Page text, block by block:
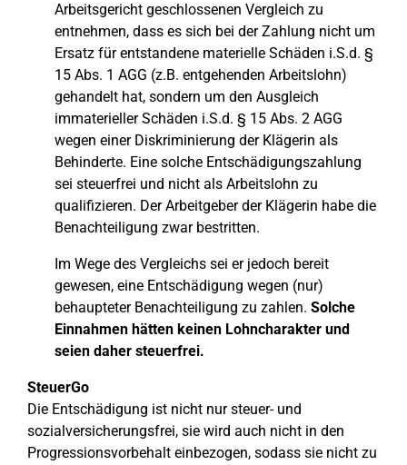
Arbeitsgericht geschlossenen Vergleich zu
entnehmen, dass es sich bei der Zahlung nicht um
Ersatz für entstandene materielle Schäden i.S.d. §
15 Abs. 1 AGG (z.B. entgehenden Arbeitslohn)
gehandelt hat, sondern um den Ausgleich
immaterieller Schäden i.S.d. § 15 Abs. 2 AGG
wegen einer Diskriminierung der Klägerin als
Behinderte. Eine solche Entschädigungszahlung
sei steuerfrei und nicht als Arbeitslohn zu
qualifizieren. Der Arbeitgeber der Klägerin habe die
Benachteiligung zwar bestritten.
Im Wege des Vergleichs sei er jedoch bereit
gewesen, eine Entschädigung wegen (nur)
behaupteter Benachteiligung zu zahlen. Solche
Einnahmen hätten keinen Lohncharakter und
seien daher steuerfrei.
SteuerGo
Die Entschädigung ist nicht nur steuer- und
sozialversicherungsfrei, sie wird auch nicht in den
Progressionsvorbehalt einbezogen, sodass sie nicht zu